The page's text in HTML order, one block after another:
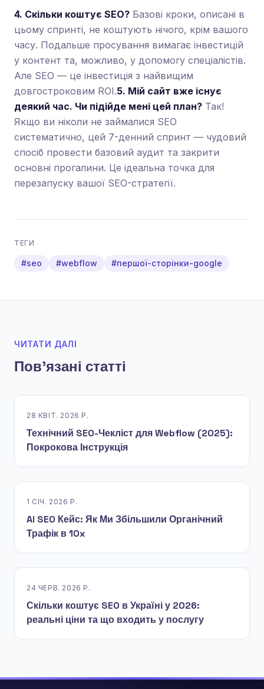
4. Скільки коштує SEO? Базові кроки, описані в
цьому спринті, не коштують нічого, крім вашого
часу. Подальше просування вимагає інвестицій
у контент та, можливо, у допомогу спеціалістів.
Але SEO — це інвестиція з найвищим
довгостроковим ROI.5. Мій сайт вже існує
деякий час. Чи підійде мені цей план? Так!
Якщо ви ніколи не займалися SEO
систематично, цей 7-денний спринт — чудовий
спосіб провести базовий аудит та закрити
основні прогалини. Це ідеальна точка для
перезапуску вашої SEO-стратегії.
ТЕГИ
#seo #webflow #першої-сторінки-google
ЧИТАТИ ДАЛІ
Повʼязані статті
28 КВІТ. 2026 Р.
Технічний SEO-Чекліст для Webflow (2025):
Покрокова Інструкція
1 СІЧ. 2026 Р.
AI SEO Кейс: Як Ми Збільшили Органічний
Трафік в 10x
24 ЧЕРВ. 2026 Р.
Скільки коштує SEO в Україні у 2026:
реальні ціни та що входить у послугу